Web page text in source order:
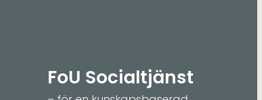
FoU Socialtjänst